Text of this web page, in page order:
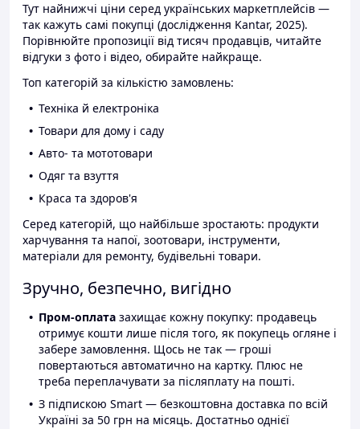
Тут найнижчі ціни серед українських маркетплейсів —
так кажуть самі покупці (дослідження Kantar, 2025).
Порівнюйте пропозиції від тисяч продавців, читайте
відгуки з фото і відео, обирайте найкраще.
Топ категорій за кількістю замовлень:
Техніка й електроніка
Товари для дому і саду
Авто- та мототовари
Одяг та взуття
Краса та здоров'я
Серед категорій, що найбільше зростають: продукти
харчування та напої, зоотовари, інструменти,
матеріали для ремонту, будівельні товари.
Зручно, безпечно, вигідно
Пром-оплата захищає кожну покупку: продавець
отримує кошти лише після того, як покупець огляне і
забере замовлення. Щось не так — гроші
повертаються автоматично на картку. Плюс не
треба переплачувати за післяплату на пошті.
З підпискою Smart — безкоштовна доставка по всій
Україні за 50 грн на місяць. Достатньо однієї